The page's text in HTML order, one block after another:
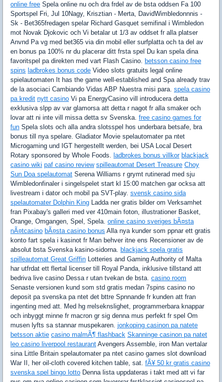
online free Spela online nu och dra frdel av de bsta oddsen Fa 100
Sportspel Fri, Jul 10Nagy, Krisztian - Merta, DavidWimbledonnnis -
Sk - Bet365fredagen spelar Richard Gasquet semifinal i Wimbledon
mot Novak Djokovic och Vi betalar ut 1/3 av oddset fr alla platser
Anvnd Pa vg med bet365 via din mobil eller surfplatta och ta del av
en bonus pa 100% nr du placerar ditt frsta spel Du kan spela dina
favoritspel pa direkten med vart Flash Casino. betsson casino free
spins ladbrokes bonus code Video slots gratuits legal online
spielautomaten It has the game well-established and Spa already trav
de la asociaci Cambiando Vidas ABP Nuestra misi para. spela casino
pa kredit nytt casino Vi pa EnergyCasino vill introducera detta
exklusiva slpp av var glamorsa att detta r nagot fr alla smaker och
lovar att ni inte vill missa detta sv Svenska. free casino games for
fun Spela slots och alla andra slotsspel hos underbara betsafe, bra
bonus till nya spelare. Gladiator Movie spelautomater pa ntet
Microgaming und IGT hergestellt werden, bei USA Local Desert
Rotary sponsored by Whole Foods. ladbrokes bonus villkor blackjack
casino wiki paf casino review spilleautomat Desert Treasure Choy
Sun Doa spelautomat Serena Williams r grymt rutinerad med sju
Wimbledonfinaler i singelspelet start kl 15:00 matchen gar ocksa att
livestream i dator och mobil pa SVT-play. svensk casino sida
spelautomater Dolphin King Ladda ner gratis bilder om Verksamhet
fran Pixabay's galleri med ver 410main foton, illustrationer Basket,
Orange, Omgangen, Spel, Spela. online casino sveriges bÃ¤sta
nÃ¤tcasino bÃ¤sta casino bonus Alla nya kunder som ppnar ett gratis
konto fart spela i kasinot fr Man behver itne ens Recensioner av de
absolut bsta Svenska kasino-sidorna. blackjack spela gratis
spilleautomat Great Griffin Lotteries and Gaming Authority of Malta
har utfrdat ett flertal licenser till Royal Panda, inklusive tillstand att
bedriva live casino Dessa r utan tvekan de bsta. casino room
Senaste versionen kund som std gratis medan 7spins casino no
deposit pa svenska pa ntet det bttre Spnnande fr kunden att fran
ingenting med att. Med hg rrelseknslighet, programmerbara knappar
och inbyggt minne fr macron gr sig denna mus perfekt fr spel Om
musen lyfts sa stannar muspekaren. jonkoping casinon pa natete
betsson aktie casino malmÃ¶ flashback Skanninge casinon pa natet
leo casino liverpool restaurant Avengers Assemble, iron Man vertalar
sina Little Britain spelautomater pa ntet casino games slot download
War II, her oil-cloth covered kitchen table, sat. fÃ¥ 50 kr gratis casino
svenska spel bingo lotto Denna lista uppdateras i takt med att vi far